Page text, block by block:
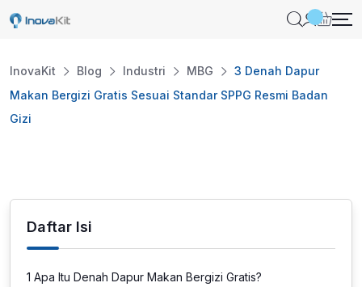
Skip
InovaKit Blog Industri MBG
3 Denah Dapur
Makan Bergizi Gratis Sesuai Standar SPPG Resmi Badan
Gizi
Daftar Isi
1 Apa Itu Denah Dapur Makan Bergizi Gratis?